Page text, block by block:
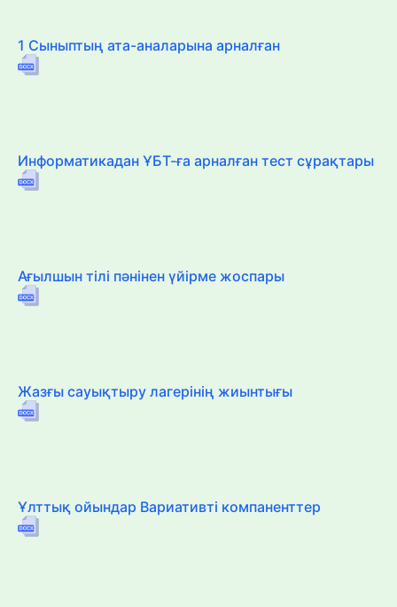
1 Сыныптың ата-аналарына арналған
Информатикадан ҰБТ-ға арналған тест сұрақтары
Ағылшын тілі пәнінен үйірме жоспары
Жазғы сауықтыру лагерінің жиынтығы
Ұлттық ойындар Вариативті компаненттер